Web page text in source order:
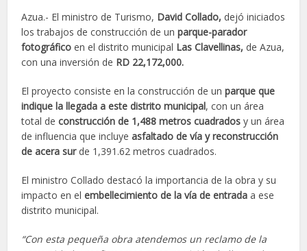
Azua.- El ministro de Turismo, David Collado, dejó iniciados
los trabajos de construcción de unparque-parador
fotográfico en el distrito municipal Las Clavellinas, de Azua,
con una inversión de RD 22,172,000.
El proyecto consiste en la construcción de unparque que
indique la llegada a este distrito municipal, con un área
total deconstrucción de 1,488 metros cuadrados y un área
de influencia que incluyeasfaltado de vía y reconstrucción
de acera surde 1,391.62 metros cuadrados.
El ministro Collado destacó la importancia de la obra y su
impacto en elembellecimiento de la vía de entrada a ese
distrito municipal.
“Con esta pequeña obra atendemos un reclamo de la